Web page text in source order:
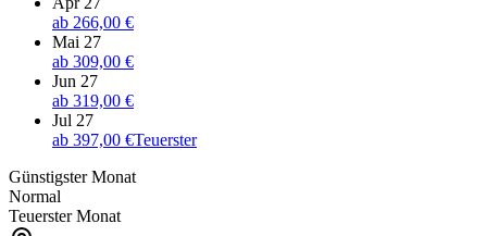
ab 266,00 €
Mai 27
ab 309,00 €
Jun 27
ab 319,00 €
Jul 27
ab 397,00 €Teuerster
Günstigster Monat
Normal
Teuerster Monat